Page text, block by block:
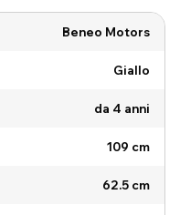
Beneo Motors
Giallo
da 4 anni
109 cm
62.5 cm